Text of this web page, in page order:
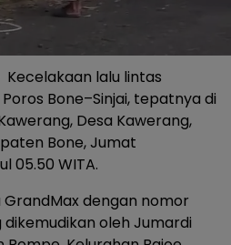
Kecelakaan lalu lintas
Bone–Sinjai, tepatnya di
Desa Kawerang,
Bone, Jumat
05.50 WITA.
dengan nomor
dikemudikan oleh Jumardi